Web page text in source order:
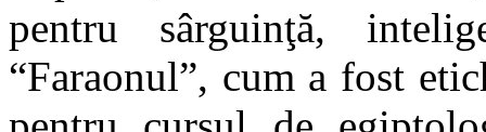
pentru sârguinţă,
“Faraonul”, cum a fost